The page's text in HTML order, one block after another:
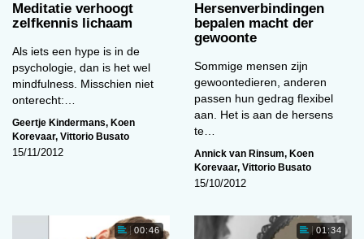
Meditatie verhoogt
zelfkennis lichaam
Als iets een hype is in de
psychologie, dan is het wel
mindfulness. Misschien niet
onterecht:…
Geertje Kindermans, Koen
Korevaar, Vittorio Busato
15/11/2012
Hersenverbindingen
bepalen macht der
gewoonte
Sommige mensen zijn
gewoontedieren, anderen
passen hun gedrag flexibel
aan. Het is aan de hersens
te…
Annick van Rinsum, Koen
Korevaar, Vittorio Busato
15/10/2012
00:46 01:34